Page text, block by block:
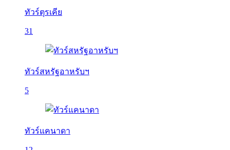
ทัวร์ตุรเคีย
31
ทัวร์สหรัฐอาหรับฯ
5
ทัวร์แคนาดา